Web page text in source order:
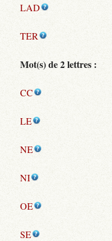
LAD
TER
Mot(s) de 2 lettres :
CC
LE
NE
NI
OE
SE